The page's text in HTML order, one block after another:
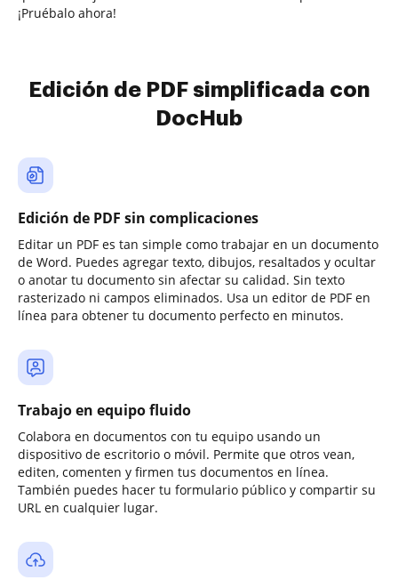
¡Pruébalo ahora!
Edición de PDF simplificada con
DocHub
Edición de PDF sin complicaciones
Editar un PDF es tan simple como trabajar en un documento
de Word. Puedes agregar texto, dibujos, resaltados y ocultar
o anotar tu documento sin afectar su calidad. Sin texto
rasterizado ni campos eliminados. Usa un editor de PDF en
línea para obtener tu documento perfecto en minutos.
Trabajo en equipo fluido
Colabora en documentos con tu equipo usando un
dispositivo de escritorio o móvil. Permite que otros vean,
editen, comenten y firmen tus documentos en línea.
También puedes hacer tu formulario público y compartir su
URL en cualquier lugar.